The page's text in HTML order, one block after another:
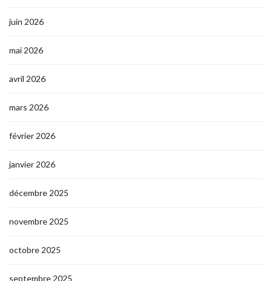
juin 2026
mai 2026
avril 2026
mars 2026
février 2026
janvier 2026
décembre 2025
novembre 2025
octobre 2025
septembre 2025